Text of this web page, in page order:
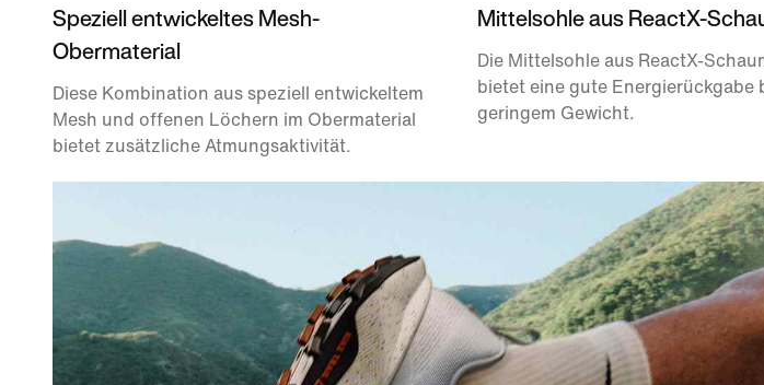
Speziell entwickeltes Mesh-
Obermaterial
Diese Kombination aus speziell entwickeltem
Mesh und offenen Löchern im Obermaterial
bietet zusätzliche Atmungsaktivität.
Mittelsohle aus ReactX-
Die Mittelsohle aus ReactX-
bietet eine gute Energierückgabe
geringem Gewicht.